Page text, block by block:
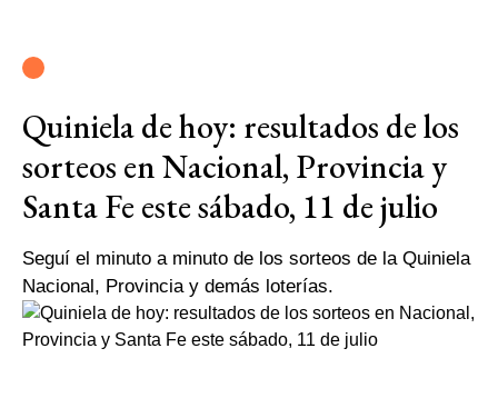
Quiniela de hoy: resultados de los
sorteos en Nacional, Provincia y
Santa Fe este sábado, 11 de julio
Seguí el minuto a minuto de los sorteos de la Quiniela
Nacional, Provincia y demás loterías.